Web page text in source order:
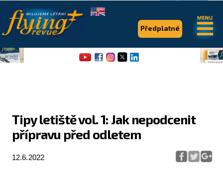
Tipy letiště vol. 1: Jak nepodcenit
přípravu před odletem
12.6.2022
Předplatné
.
Flying Revue